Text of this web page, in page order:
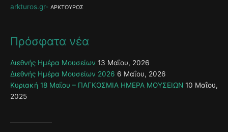
arkturos.gr ΑΡΚΤΟΥΡΟΣ
Πρόσφατα νέα
Διεθνής Ημέρα Μουσείων 13 Μαΐου, 2026
Διεθνής Ημέρα Μουσείων 2026 6 Μαΐου, 2026
Κυριακή 18 Μαΐου – ΠΑΓΚΟΣΜΙΑ ΗΜΕΡΑ ΜΟΥΣΕΙΩΝ 10 Μαΐου,
2025